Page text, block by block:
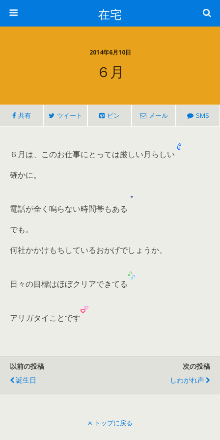
在宅
2014年6月10日
６月
共有 ツイート ピン メール SMS
６月は、このお仕事にとっては厳しい月らしい
確かに。
電話が全く鳴らない時間帯もある
でも。
何社かかけもちしているおかげでしょうか、
日々の目標はほぼクリアできてる
アリガタイことです
以前の投稿
誕生日
次の投稿
しわがれ声
トップに戻る